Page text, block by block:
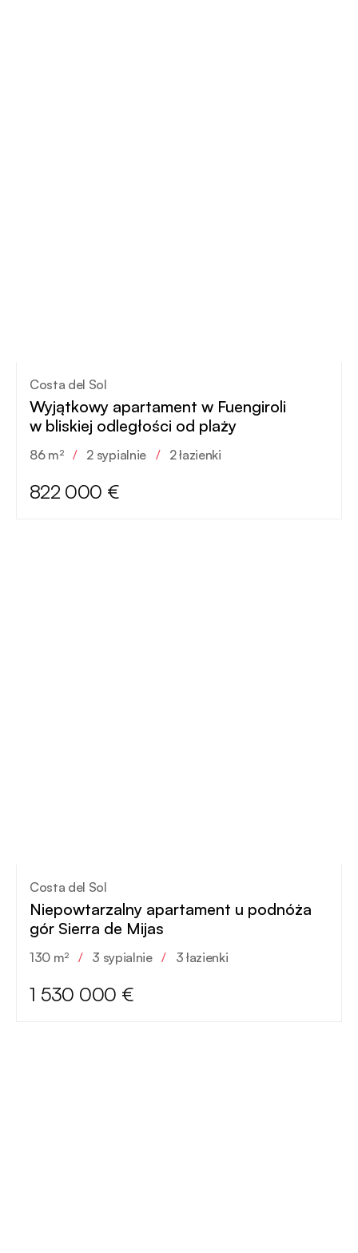
Costa del Sol
Wyjątkowy apartament w Fuengiroli
w bliskiej odległości od plaży
86 m² / 2 sypialnie / 2 łazienki
822 000 €
Costa del Sol
Niepowtarzalny apartament u podnóża
gór Sierra de Mijas
130 m² / 3 sypialnie / 3 łazienki
1 530 000 €